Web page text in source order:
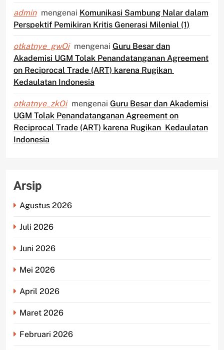
admin mengenai Komunikasi Sambung Nalar dalam
Perspektif Pemikiran Kritis Generasi Milenial (1)
otkatnye_gwOi mengenai Guru Besar dan
Akademisi UGM Tolak Penandatanganan Agreement
on Reciprocal Trade (ART) karena Rugikan
Kedaulatan Indonesia
otkatnye_zkOi mengenai Guru Besar dan Akademisi
UGM Tolak Penandatanganan Agreement on
Reciprocal Trade (ART) karena Rugikan Kedaulatan
Indonesia
Arsip
Agustus 2026
Juli 2026
Juni 2026
Mei 2026
April 2026
Maret 2026
Februari 2026